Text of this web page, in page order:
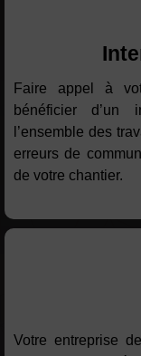
Faire appel à
bénéficier d’un
l’ensemble des
erreurs de
de votre chantier.
Votre entreprise